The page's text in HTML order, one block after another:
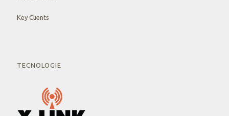
Key Clients
TECNOLOGIE